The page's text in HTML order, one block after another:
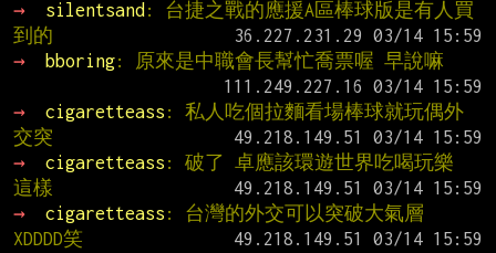
→ silentsand : 台捷之戰的應援A區棒球版是有人買
到的
→
bboring: 原來是中職會長幫忙喬票喔 早說嘛
→
cigaretteass : 私人吃個拉麵看場棒球就玩偶外
交突
→
cigaretteass : 破了 卓應該環遊世界吃喝玩樂
這樣
→
cigaretteass : 台灣的外交可以突破大氣層
XDDDD笑